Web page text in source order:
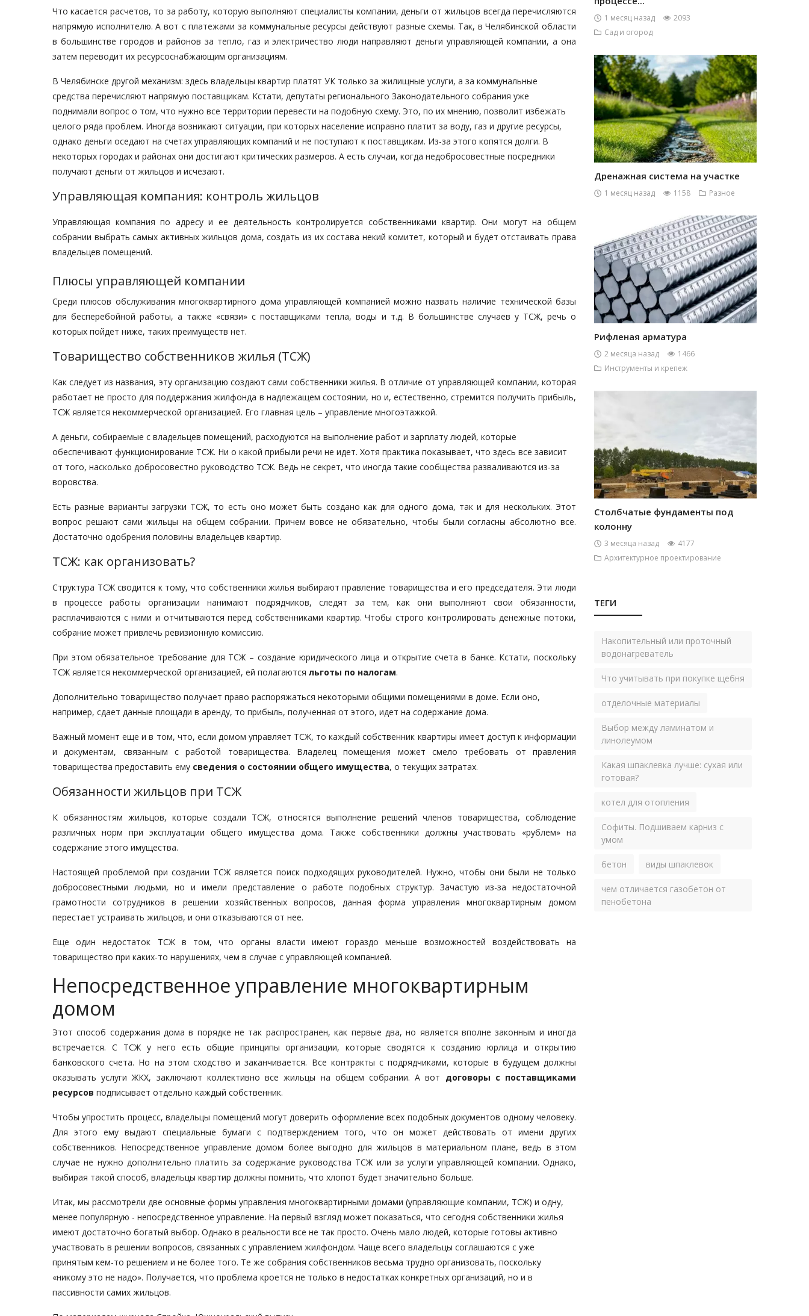
Что касается расчетов, то за работу, которую выполняют специалисты компании, деньги от жильцов всегда перечисляются
напрямую исполнителю. А вот с платежами за коммунальные ресурсы действуют разные схемы. Так, в Челябинской области
в большинстве городов и районов за тепло, газ и электричество люди направляют деньги управляющей компании, а она
затем переводит их ресурсоснабжающим организациям.
В Челябинске другой механизм: здесь владельцы квартир платят УК только за жилищные услуги, а за коммунальные
средства перечисляют напрямую поставщикам. Кстати, депутаты регионального Законодательного собрания уже
поднимали вопрос о том, что нужно все территории перевести на подобную схему. Это, по их мнению, позволит избежать
целого ряда проблем. Иногда возникают ситуации, при которых население исправно платит за воду, газ и другие ресурсы,
однако деньги оседают на счетах управляющих компаний и не поступают к поставщикам. Из-за этого копятся долги. В
некоторых городах и районах они достигают критических размеров. А есть случаи, когда недобросовестные посредники
получают деньги от жильцов и исчезают.
Управляющая компания: контроль жильцов
Управляющая компания по адресу и ее деятельность контролируется собственниками квартир. Они могут на общем
собрании выбрать самых активных жильцов дома, создать из их состава некий комитет, который и будет отстаивать права
владельцев помещений.
Плюсы управляющей компании
Среди плюсов обслуживания многоквартирного дома управляющей компанией можно назвать наличие технической базы
для бесперебойной работы, а также «связи» с поставщиками тепла, воды и т.д. В большинстве случаев у ТСЖ, речь о
которых пойдет ниже, таких преимуществ нет.
Товарищество собственников жилья (ТСЖ)
Как следует из названия, эту организацию создают сами собственники жилья. В отличие от управляющей компании, которая
работает не просто для поддержания жилфонда в надлежащем состоянии, но и, естественно, стремится получить прибыль,
ТСЖ является некоммерческой организацией. Его главная цель – управление многоэтажкой.
А деньги, собираемые с владельцев помещений, расходуются на выполнение работ и зарплату людей, которые
обеспечивают функционирование ТСЖ. Ни о какой прибыли речи не идет. Хотя практика показывает, что здесь все зависит
от того, насколько добросовестно руководство ТСЖ. Ведь не секрет, что иногда такие сообщества разваливаются из-за
воровства.
Есть разные варианты загрузки ТСЖ, то есть оно может быть создано как для одного дома, так и для нескольких. Этот
вопрос решают сами жильцы на общем собрании. Причем вовсе не обязательно, чтобы были согласны абсолютно все.
Достаточно одобрения половины владельцев квартир.
ТСЖ: как организовать?
Структура ТСЖ сводится к тому, что собственники жилья выбирают правление товарищества и его председателя. Эти люди
в процессе работы организации нанимают подрядчиков, следят за тем, как они выполняют свои обязанности,
расплачиваются с ними и отчитываются перед собственниками квартир. Чтобы строго контролировать денежные потоки,
собрание может привлечь ревизионную комиссию.
При этом обязательное требование для ТСЖ – создание юридического лица и открытие счета в банке. Кстати, поскольку
ТСЖ является некоммерческой организацией, ей полагаются льготы по налогам.
Дополнительно товарищество получает право распоряжаться некоторыми общими помещениями в доме. Если оно,
например, сдает данные площади в аренду, то прибыль, полученная от этого, идет на содержание дома.
Важный момент еще и в том, что, если домом управляет ТСЖ, то каждый собственник квартиры имеет доступ к информации
и документам, связанным с работой товарищества. Владелец помещения может смело требовать от правления
товарищества предоставить ему сведения о состоянии общего имущества, о текущих затратах.
Обязанности жильцов при ТСЖ
К обязанностям жильцов, которые создали ТСЖ, относятся выполнение решений членов товарищества, соблюдение
различных норм при эксплуатации общего имущества дома. Также собственники должны участвовать «рублем» на
содержание этого имущества.
Настоящей проблемой при создании ТСЖ является поиск подходящих руководителей. Нужно, чтобы они были не только
добросовестными людьми, но и имели представление о работе подобных структур. Зачастую из-за недостаточной
грамотности сотрудников в решении хозяйственных вопросов, данная форма управления многоквартирным домом
перестает устраивать жильцов, и они отказываются от нее.
Еще один недостаток ТСЖ в том, что органы власти имеют гораздо меньше возможностей воздействовать на
товарищество при каких-то нарушениях, чем в случае с управляющей компанией.
Непосредственное управление многоквартирным
домом
Этот способ содержания дома в порядке не так распространен, как первые два, но является вполне законным и иногда
встречается. С ТСЖ у него есть общие принципы организации, которые сводятся к созданию юрлица и открытию
банковского счета. Но на этом сходство и заканчивается. Все контракты с подрядчиками, которые в будущем должны
оказывать услуги ЖКХ, заключают коллективно все жильцы на общем собрании. А вот договоры с поставщиками
ресурсов подписывает отдельно каждый собственник.
Чтобы упростить процесс, владельцы помещений могут доверить оформление всех подобных документов одному человеку.
Для этого ему выдают специальные бумаги с подтверждением того, что он может действовать от имени других
собственников. Непосредственное управление домом более выгодно для жильцов в материальном плане, ведь в этом
случае не нужно дополнительно платить за содержание руководства ТСЖ или за услуги управляющей компании. Однако,
выбирая такой способ, владельцы квартир должны помнить, что хлопот будет значительно больше.
Итак, мы рассмотрели две основные формы управления многоквартирными домами (управляющие компании, ТСЖ) и одну,
менее популярную - непосредственное управление. На первый взгляд может показаться, что сегодня собственники жилья
имеют достаточно богатый выбор. Однако в реальности все не так просто. Очень мало людей, которые готовы активно
участвовать в решении вопросов, связанных с управлением жилфондом. Чаще всего владельцы соглашаются с уже
принятым кем-то решением и не более того. Те же собрания собственников весьма трудно организовать, поскольку
«никому это не надо». Получается, что проблема кроется не только в недостатках конкретных организаций, но и в
пассивности самих жильцов.
1 месяц назад
2093
Сад и огород
Дренажная система на участке
1 месяц назад 1158 Разное
Рифленая арматура
2 месяца назад
1466
Инструменты и крепеж
Столбчатые фундаменты под
колонну
3 месяца назад
4177
Архитектурное проектирование
ТЕГИ
Накопительный или проточный
водонагреватель
Что учитывать при покупке щебня
отделочные материалы
Выбор между ламинатом и
линолеумом
Какая шпаклевка лучше: сухая или
готовая?
котел для отопления
Софиты. Подшиваем карниз с
умом
бетон виды шпаклевок
чем отличается газобетон от
пенобетона